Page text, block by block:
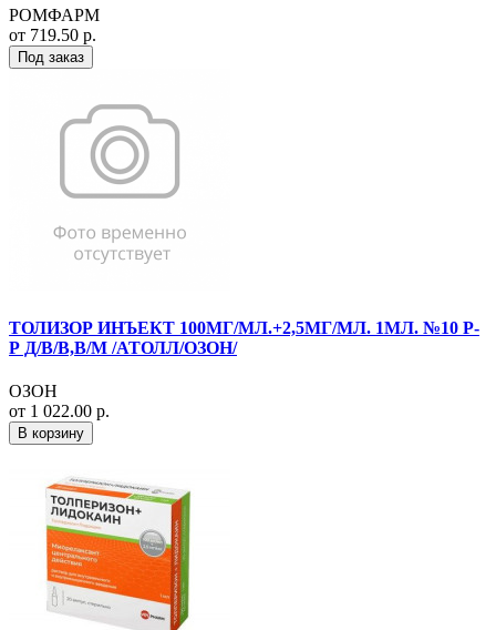
РОМФАРМ
от 719.50 р.
Под заказ
ТОЛИЗОР ИНЪЕКТ 100МГ/МЛ.+2,5МГ/МЛ. 1МЛ. №10 Р-
Р Д/В/В,В/М /АТОЛЛ/ОЗОН/
ОЗОН
от 1 022.00 р.
В корзину